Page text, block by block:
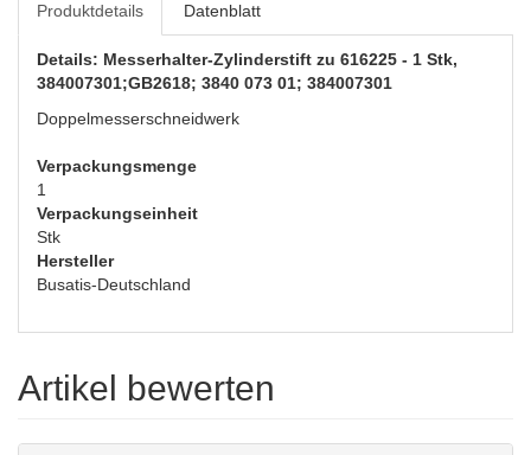
Produktdetails Datenblatt
Details: Messerhalter-Zylinderstift zu 616225 - 1 Stk,
384007301;GB2618; 3840 073 01; 384007301
Doppelmesserschneidwerk
Verpackungsmenge
1
Verpackungseinheit
Stk
Hersteller
Busatis-Deutschland
Artikel bewerten